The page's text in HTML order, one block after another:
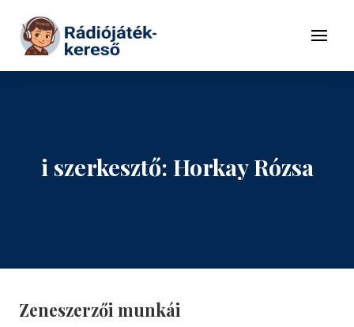
Tovább a tartalomhoz
Menü
i szerkesztő: Horkay Rózsa
Zeneszerzői munkái